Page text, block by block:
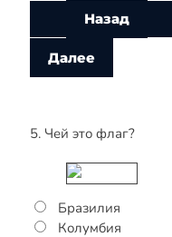
5. Чей это флаг?
Бразилия
Колумбия